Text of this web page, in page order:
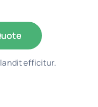
efficitur.